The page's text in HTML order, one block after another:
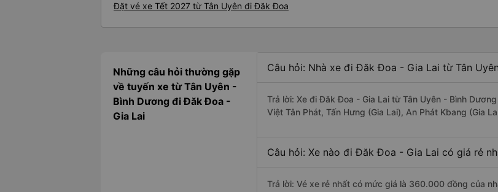
Đặt vé xe Tết 2027 từ Tân Uyên đi Đăk Đoa
Những câu hỏi thường gặp
về tuyến xe từ Tân Uyên -
Bình Dương đi Đăk Đoa -
Gia Lai
Câu hỏi: Nhà xe đi Đăk Đoa - Gia Lai từ Tân
Trả lời: Xe đi Đăk Đoa - Gia Lai từ Tân Uyên - Bình
Việt Tân Phát, Tấn Hưng (Gia Lai), An Phát Kbang (Gia
Câu hỏi: Xe nào đi Đăk Đoa - Gia Lai có giá rẻ
Trả lời: Vé xe rẻ nhất có mức giá là 360.000 đồng của